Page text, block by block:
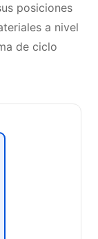
posiciones
a nivel
de ciclo